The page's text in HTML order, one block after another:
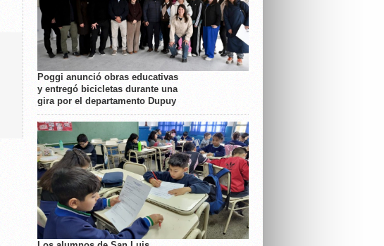
Poggi anunció obras educativas
y entregó bicicletas durante una
gira por el departamento Dupuy